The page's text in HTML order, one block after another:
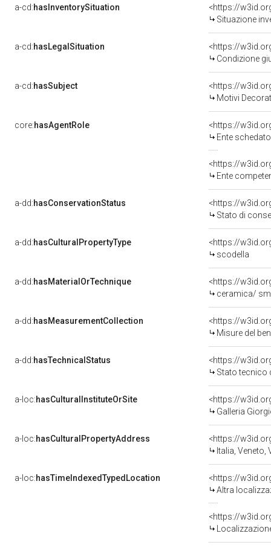
a-cd:hasInventorySituation
<https://
Situazione
a-cd:hasLegalSituation
<https://
Condizione
a-cd:hasSubject
<https://
Motivi
core:hasAgentRole
<https://
Ente
<https://
Ente competente per tutela
a-dd:hasConservationStatus
<https://
Stato di
a-dd:hasCulturalPropertyType
scodella
a-dd:hasMaterialOrTechnique
<https://
ceramica/
a-dd:hasMeasurementCollection
<https://
Misure del
a-dd:hasTechnicalStatus
<https://
Stato tecnico
a-loc:hasCulturalInstituteOrSite
<https://
Galleria
a-loc:hasCulturalPropertyAddress
<https://
Italia, Veneto,
a-loc:hasTimeIndexedTypedLocation
<https://
Altra
<https://